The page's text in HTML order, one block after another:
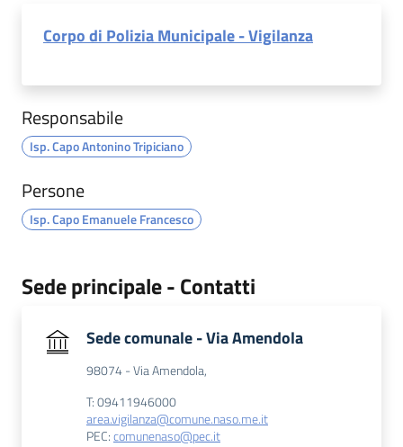
Corpo di Polizia Municipale - Vigilanza
Responsabile
Isp. Capo Antonino Tripiciano
Persone
Isp. Capo Emanuele Francesco
Sede principale - Contatti
Sede comunale - Via Amendola
98074 - Via Amendola,
T: 09411946000
area.vigilanza@comune.naso.me.it
PEC:comunenaso@pec.it